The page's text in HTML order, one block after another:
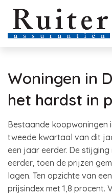
Woningen in
het hardst in
Bestaande koopwoningen
tweede kwartaal van dit
een jaar eerder. De
eerder, toen de prijzen
lagen. Ten opzichte van
prijsindex met 1,8 procent.